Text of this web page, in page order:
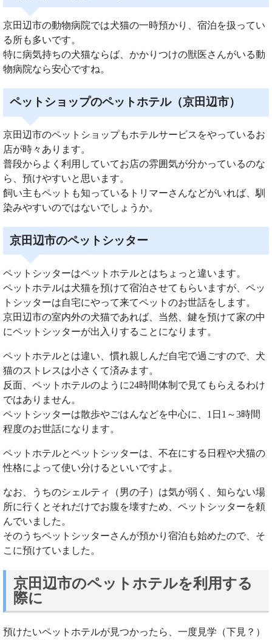
京田辺市の動物病院では犬猫の一時預かり、宿泊を扱ってい
る所も多いです。
特に病気持ちの犬猫ならば、かかりつけの獣医さんがいる動
物病院なら安心ですね。
ペットショップのペットホテル（京田辺市）
京田辺市のペットショップもホテルサービスをやっているお
店が時々あります。
普段からよく利用していてお店の雰囲気が分かっているのな
ら、預けやすいと思います。
飼い主もペットも知っているトリマーさんなどがいれば、馴
染みやすいのではないでしょうか。
京田辺市のペットシッター
ペットシッターはペットホテルとはちょっと違います。
ペットホテルは犬猫を預けて宿泊させてもらいますが、ペッ
トシッターは自宅にやって来てペットのお世話をします。
京田辺市の室内外の犬猫であれば、当然、鍵を預けて家の中
にペットシッターが出入りすることになります。
ペットホテルとは違い、慣れ親しんだ自宅で過ごすので、犬
猫のストレスは小さくて済みます。
反面、ペットホテルのように24時間体制で見てもらえるわけ
ではありません。
ペットシッターは散歩やごはんなどを中心に、1日1～3時間
程度のお世話になります。
ペットホテルとペットシッターは、不在にする日程や犬猫の
性格によって使い分けるといいですよ。
なお、うちのシェルティ（男の子）は気が弱く、知らない場
所に行くとそれだけでお腹を壊すため、ペットシッターを頼
んでいました。
そのうちペットシッターさんが預かり宿泊も始めたので、そ
こに預けていました。
京田辺市のペットホテルを利用する
際に
預けたいペットホテルが見つかったら、一度見学（下見？）